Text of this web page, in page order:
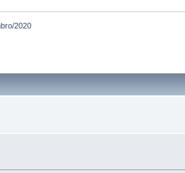
2020